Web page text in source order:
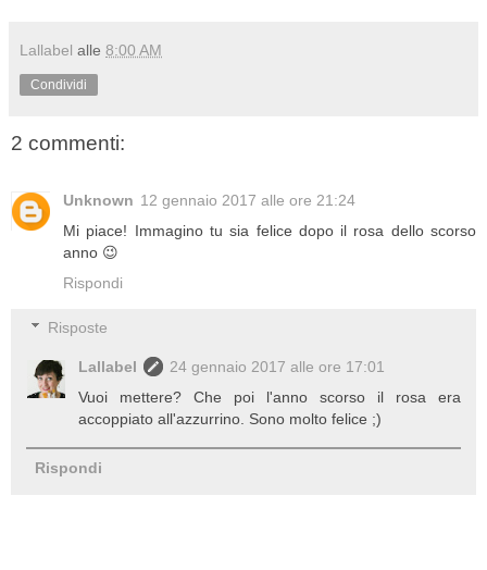
Lallabel alle 8:00 AM
Condividi
2 commenti:
Unknown 12 gennaio 2017 alle ore 21:24
Mi piace! Immagino tu sia felice dopo il rosa dello scorso
anno 😉
Rispondi
Risposte
Lallabel
24 gennaio 2017 alle ore 17:01
Vuoi mettere? Che poi l'anno scorso il rosa era
accoppiato all'azzurrino. Sono molto felice ;)
Rispondi